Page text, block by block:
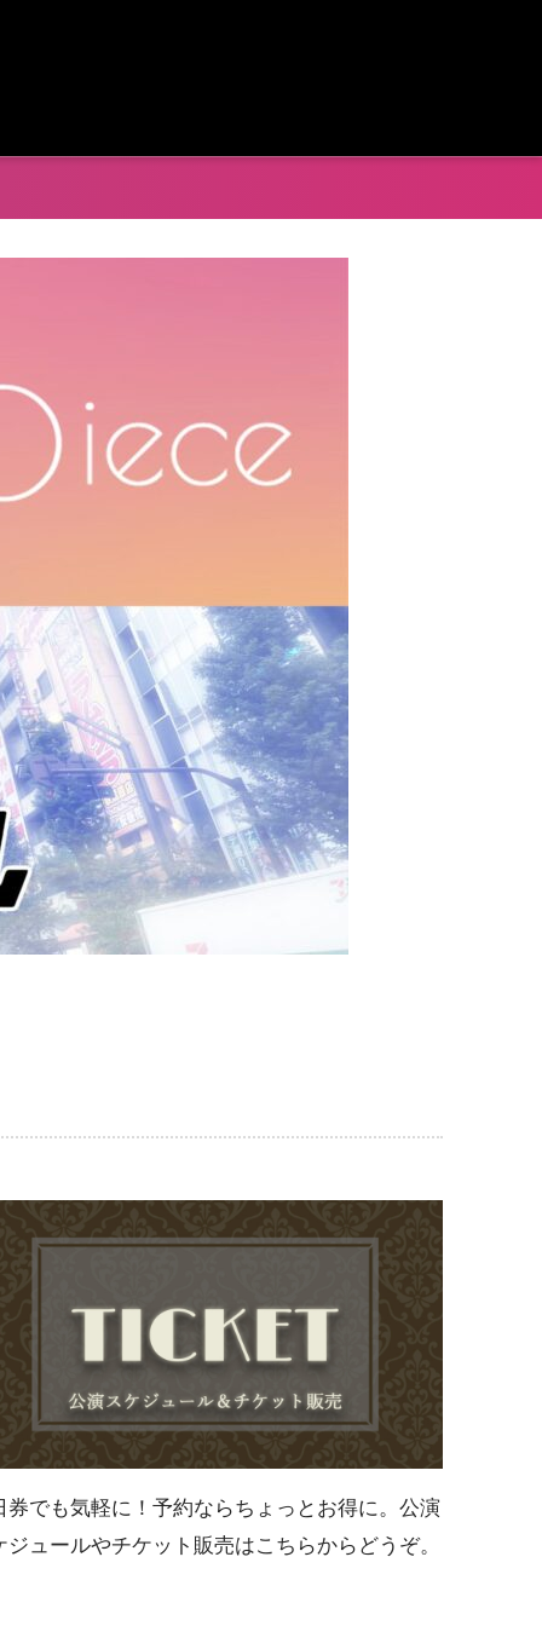
券でも気軽に！予約ならちょっとお得に。公演
ジュールやチケット販売はこちらからどうぞ。